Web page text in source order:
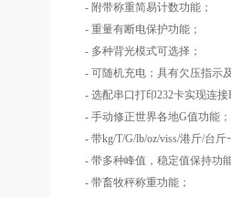
- 附带称重简易计数功能；
- 重量有断电保护功能；
- 多种背光模式可选择；
- 可随机充电；具有欠压指示
- 选配串口打印232卡实现连
- 手动修正世界各地G值功能；
- 带kg/T/G/lb/oz/viss/港斤/台
- 带多种峰值，稳定值保持功
- 带畜牧秤称重功能；